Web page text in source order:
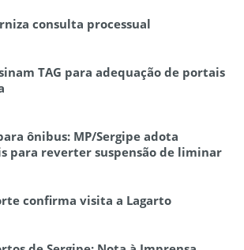
consulta processual
TAG para adequação de portais
ônibus: MP/Sergipe adota
para reverter suspensão de liminar
confirma visita a Lagarto